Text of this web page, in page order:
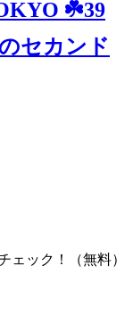
☘️39
セカンド
ェック！（無料）